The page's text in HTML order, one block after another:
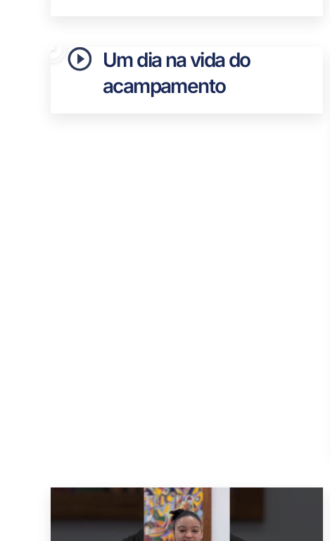
Um dia na vida do
acampamento